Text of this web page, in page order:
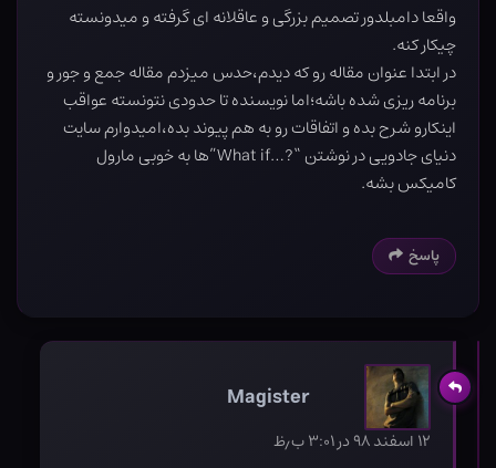
واقعا دامبلدور تصمیم بزرگی و عاقلانه ای گرفته و میدونسته
چیکار کنه.
در ابتدا عنوان مقاله رو که دیدم،حدس میزدم مقاله جمع و جور و
برنامه ریزی شده باشه؛اما نویسنده تا حدودی نتونسته عواقب
اینکارو شرح بده و اتفاقات رو به هم پیوند بده،امیدوارم سایت
دنیای جادویی در نوشتن “?…What if”ها به خوبی مارول
کامیکس بشه.
پاسخ
Magister
۱۲ اسفند ۹۸ در ۳:۰۱ ب٫ظ